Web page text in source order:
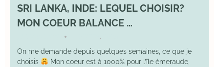
SRI LANKA, INDE: LEQUEL CHOISIR?
MON COEUR BALANCE …
•
On me demande depuis quelques semaines, ce que je
choisis
Mon coeur est à 1000% pour l’île émeraude,